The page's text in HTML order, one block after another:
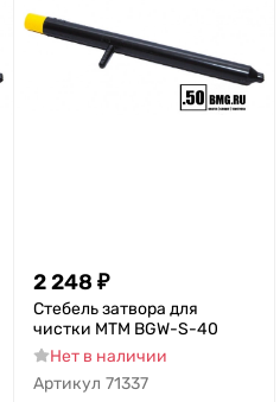
2 248 ₽
Стебель затвора для
чистки MTM BGW-S-40
Нет в наличии
Артикул 71337